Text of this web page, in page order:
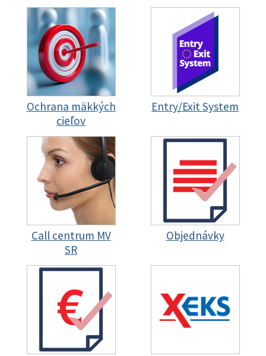
Ochrana mäkkých
cieľov
Entry/Exit System
Call centrum MV
SR
Objednávky